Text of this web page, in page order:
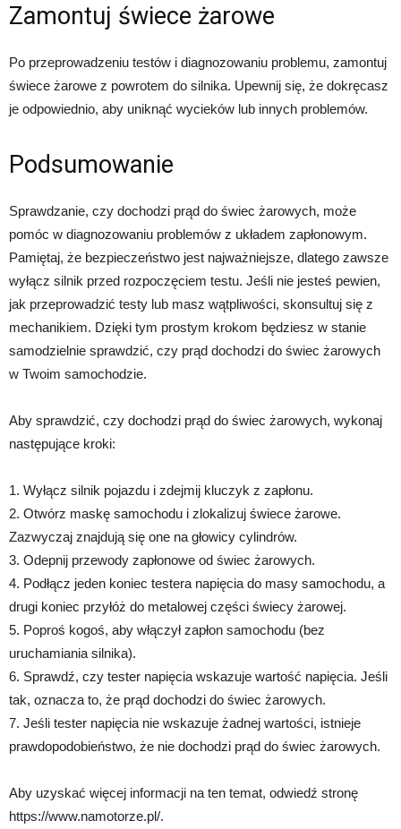
Zamontuj świece żarowe
Po przeprowadzeniu testów i diagnozowaniu problemu, zamontuj
świece żarowe z powrotem do silnika. Upewnij się, że dokręcasz
je odpowiednio, aby uniknąć wycieków lub innych problemów.
Podsumowanie
Sprawdzanie, czy dochodzi prąd do świec żarowych, może
pomóc w diagnozowaniu problemów z układem zapłonowym.
Pamiętaj, że bezpieczeństwo jest najważniejsze, dlatego zawsze
wyłącz silnik przed rozpoczęciem testu. Jeśli nie jesteś pewien,
jak przeprowadzić testy lub masz wątpliwości, skonsultuj się z
mechanikiem. Dzięki tym prostym krokom będziesz w stanie
samodzielnie sprawdzić, czy prąd dochodzi do świec żarowych
w Twoim samochodzie.
Aby sprawdzić, czy dochodzi prąd do świec żarowych, wykonaj
następujące kroki:
1. Wyłącz silnik pojazdu i zdejmij kluczyk z zapłonu.
2. Otwórz maskę samochodu i zlokalizuj świece żarowe.
Zazwyczaj znajdują się one na głowicy cylindrów.
3. Odepnij przewody zapłonowe od świec żarowych.
4. Podłącz jeden koniec testera napięcia do masy samochodu, a
drugi koniec przyłóż do metalowej części świecy żarowej.
5. Poproś kogoś, aby włączył zapłon samochodu (bez
uruchamiania silnika).
6. Sprawdź, czy tester napięcia wskazuje wartość napięcia. Jeśli
tak, oznacza to, że prąd dochodzi do świec żarowych.
7. Jeśli tester napięcia nie wskazuje żadnej wartości, istnieje
prawdopodobieństwo, że nie dochodzi prąd do świec żarowych.
Aby uzyskać więcej informacji na ten temat, odwiedź stronę
https://www.namotorze.pl/.